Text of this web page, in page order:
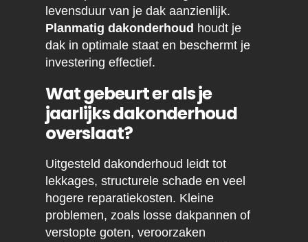
levensduur van je dak aanzienlijk.
Planmatig dakonderhoud houdt je
dak in optimale staat en beschermt je
investering effectief.
Wat gebeurt er als je
jaarlijks dakonderhoud
overslaat?
Uitgesteld dakonderhoud leidt tot
lekkages, structurele schade en veel
hogere reparatiekosten. Kleine
problemen, zoals losse dakpannen of
verstopte goten, veroorzaken